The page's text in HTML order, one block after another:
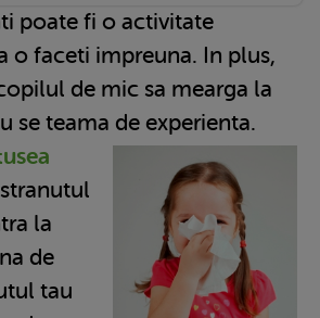
poate fi o activitate
o faceti impreuna. In plus,
de mic sa mearga la
se teama de experienta.
la
de
tau